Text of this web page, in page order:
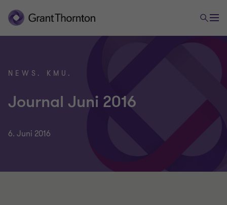
NEWS. KMU.
Journal Juni 2016
6. Juni 2016